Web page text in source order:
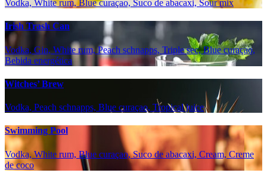
Vodka, White rum, Blue curaçao, Suco de abacaxi, Sour mix
Irish Trash Can
Vodka, Gin, White rum, Peach schnapps, Triple sec, Blue curaçao,
Bebida energética
Witches’ Brew
Vodka, Peach schnapps, Blue curaçao, Tropical juice
Swimming Pool
Vodka, White rum, Blue curaçao, Suco de abacaxi, Cream, Creme
de coco